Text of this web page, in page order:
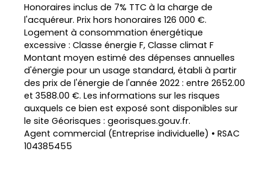
Honoraires inclus de 7% TTC à la charge de
l'acquéreur. Prix hors honoraires 126 000 €.
Logement à consommation énergétique
excessive : Classe énergie F, Classe climat F
Montant moyen estimé des dépenses annuelles
d'énergie pour un usage standard, établi à partir
des prix de l'énergie de l'année 2022 : entre 2652.00
et 3588.00 €. Les informations sur les risques
auxquels ce bien est exposé sont disponibles sur
le site Géorisques : georisques.gouv.fr.
Agent commercial (Entreprise individuelle) • RSAC
104385455